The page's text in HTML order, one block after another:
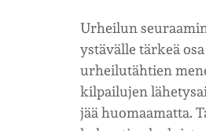
Urheilun
ystävälle tärkeä
urheilutähtien
kilpailujen
jää huomaamatta.